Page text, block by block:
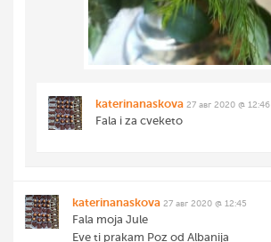
katerinanaskova 27 авг 2020 @ 12:46
Fala i za cveketo
katerinanaskova 27 авг 2020 @ 12:45
Fala moja Jule
Eve ti prakam Poz od Albanija